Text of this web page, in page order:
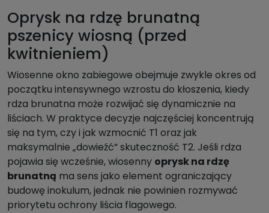
Oprysk na rdzę brunatną
pszenicy wiosną (przed
kwitnieniem)
Wiosenne okno zabiegowe obejmuje zwykle okres od
początku intensywnego wzrostu do kłoszenia, kiedy
rdza brunatna może rozwijać się dynamicznie na
liściach. W praktyce decyzje najczęściej koncentrują
się na tym, czy i jak wzmocnić T1 oraz jak
maksymalnie „dowieźć” skuteczność T2. Jeśli rdza
pojawia się wcześnie, wiosenny oprysk na rdzę
brunatną ma sens jako element ograniczający
budowę inokulum, jednak nie powinien rozmywać
priorytetu ochrony liścia flagowego.